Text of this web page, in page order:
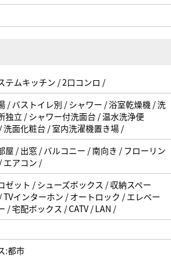
テムキッチン / 2口コンロ /
/ バストイレ別 / シャワー / 浴室乾燥機 / 洗
独立 / シャワー付洗面台 / 温水洗浄便
洗面化粧台 / 室内洗濯機置き場 /
屋 / 出窓 / バルコニー / 南向き / フローリン
エアコン /
ゼット / シューズボックス / 収納スペー
TVインターホン / オートロック / エレベー
/ 宅配ボックス / CATV / LAN /
:都市